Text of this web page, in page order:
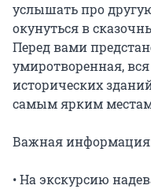
услышать про
окунуться в
Перед вами
умиротворенная,
исторических
самым ярким местам
Важная
• На экскурсию